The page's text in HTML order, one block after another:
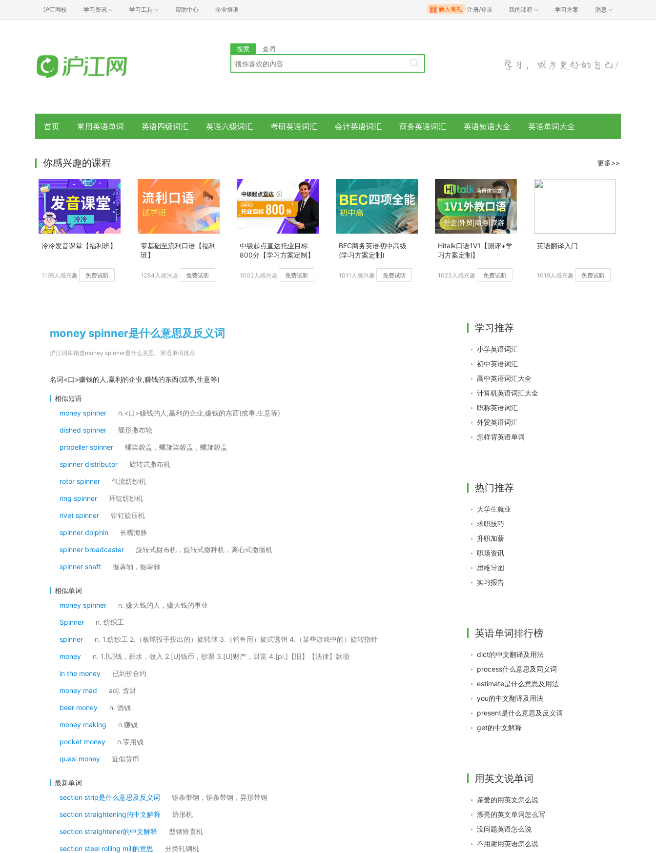
沪江网校 学习资讯 学习工具 帮助中心 企业培训 注册/登录 我的课程 学习方案 消息
搜索 查词
首页 常用英语单词 英语四级词汇 英语六级词汇 考研英语词汇 会计英语词汇 商务英语词汇 英语短语大全 英语单词大全
你感兴趣的课程 更多>>
冷冷发音课堂【福利班】
1195人感兴趣 免费试听
零基础至流利口语【福利
班】
1234人感兴趣 免费试听
中级起点直达托业目标
800分【学习方案定制】
1002人感兴趣 免费试听
BEC商务英语初中高级
(学习方案定制)
1011人感兴趣 免费试听
Hitalk口语1V1【测评+学
习方案定制】
1023人感兴趣 免费试听
英语翻译入门
1019人感兴趣 免费试听
money spinner是什么意思及反义词
沪江词库精选money spinner是什么意思、英语单词推荐
名词<口>赚钱的人,赢利的企业,赚钱的东西(或事,生意等)
相似短语
money spinner
n.<口>赚钱的人,赢利的企业,赚钱的东西(或事,生意等)
dished spinner 碟形撒布轮
propeller spinner 螺桨毂盖，螺旋桨毂盖，螺旋毂盖
spinner distributor 旋转式撒布机
rotor spinner 气流纺纱机
ring spinner 环锭纺纱机
rivet spinner 铆钉旋压机
spinner dolphin 长嘴海豚
spinner broadcaster 旋转式撒布机，旋转式撒种机，离心式撒播机
spinner shaft 掘薯轴，掘薯轴
相似单词
money spinner
n. 赚大钱的人，赚大钱的事业
Spinner n. 纺织工
spinner n. 1.纺纱工 2.（板球投手投出的）旋转球 3.（钓鱼用）旋式诱饵 4.（某些游戏中的）旋转指针
money n. 1.[U]钱，薪水，收入 2.[U]钱币，钞票 3.[U]财产，财富 4.[pl.]【旧】【法律】款项
in the money 已到价合约
money mad adj. 贪财
beer money n. 酒钱
money making n.赚钱
pocket money n.零用钱
quasi money 近似货币
最新单词
section strip是什么意思及反义词
锯条带钢，锯条带钢，异形带钢
section straightening的中文解释 矫形机
section straightener的中文解释 型钢矫直机
section steel rolling mill的意思 分类轧钢机
学习推荐
小学英语词汇
初中英语词汇
高中英语词汇大全
计算机英语词汇大全
职称英语词汇
外贸英语词汇
怎样背英语单词
热门推荐
大学生就业
求职技巧
升职加薪
职场资讯
思维导图
实习报告
英语单词排行榜
dict的中文翻译及用法
process什么意思及同义词
estimate是什么意思及用法
you的中文翻译及用法
present是什么意思及反义词
get的中文解释
用英文说单词
亲爱的用英文怎么说
漂亮的英文单词怎么写
没问题英语怎么说
不用谢用英语怎么说